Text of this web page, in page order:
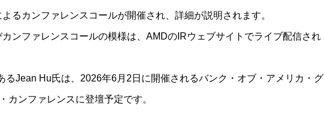
るカンファレンスコールが開催され、詳細が説明されます。
ンファレンスコールの模様は、AMDのIRウェブサイトでライブ配信され
るJean Hu氏は、2026年6月2日に開催されるバンク・オブ・アメリカ・グ
カンファレンスに登壇予定です。